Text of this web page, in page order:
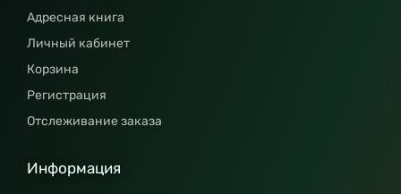
Адресная книга
Личный кабинет
Корзина
Регистрация
Отслеживание заказа
Информация